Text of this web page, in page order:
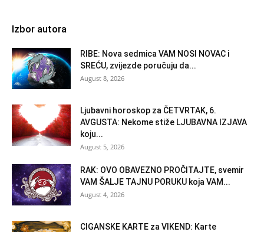
Izbor autora
RIBE: Nova sedmica VAM NOSI NOVAC i
SREĆU, zvijezde poručuju da...
August 8, 2026
Ljubavni horoskop za ČETVRTAK, 6.
AVGUSTA: Nekome stiže LJUBAVNA IZJAVA
koju...
August 5, 2026
RAK: OVO OBAVEZNO PROČITAJTE, svemir
VAM ŠALJE TAJNU PORUKU koja VAM...
August 4, 2026
CIGANSKE KARTE za VIKEND: Karte